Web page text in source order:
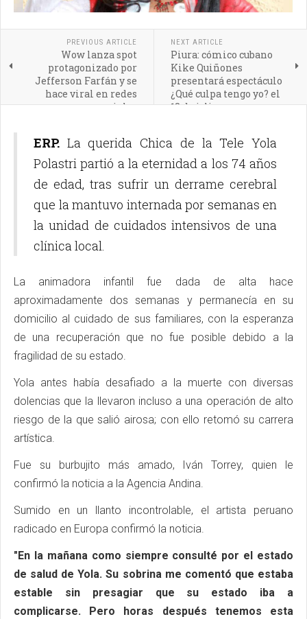
PREVIOUS ARTICLE
Wow lanza spot
protagonizado por
Jefferson Farfán y se
hace viral en redes
sociales
NEXT ARTICLE
Piura: cómico cubano
Kike Quiñones
presentará espectáculo
¿Qué culpa tengo yo? el
18 de julio
ERP. La querida Chica de la Tele Yola
Polastri partió a la eternidad a los 74 años
de edad, tras sufrir un derrame cerebral
que la mantuvo internada por semanas en
la unidad de cuidados intensivos de una
clínica local.
La animadora infantil fue dada de alta hace
aproximadamente dos semanas y permanecía en su
domicilio al cuidado de sus familiares, con la esperanza
de una recuperación que no fue posible debido a la
fragilidad de su estado.
Yola antes había desafiado a la muerte con diversas
dolencias que la llevaron incluso a una operación de alto
riesgo de la que salió airosa; con ello retomó su carrera
artística.
Fue su burbujito más amado, Iván Torrey, quien le
confirmó la noticia a la Agencia Andina.
Sumido en un llanto incontrolable, el artista peruano
radicado en Europa confirmó la noticia.
"En la mañana como siempre consulté por el estado
de salud de Yola. Su sobrina me comentó que estaba
estable sin presagiar que su estado iba a
complicarse. Pero horas después tenemos esta